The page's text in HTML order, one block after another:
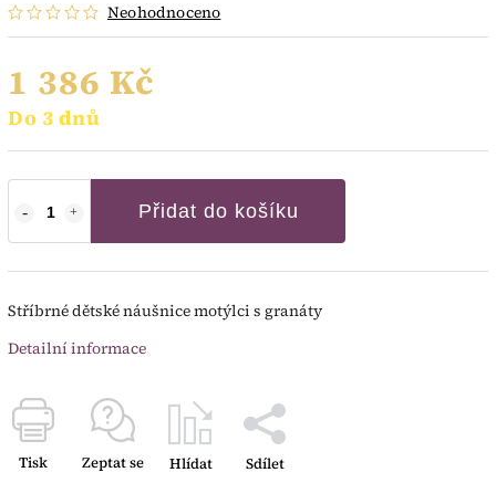
Neohodnoceno
1 386 Kč
Do 3 dnů
Přidat do košíku
Stříbrné dětské náušnice motýlci s granáty
Detailní informace
Tisk Zeptat se Hlídat Sdílet